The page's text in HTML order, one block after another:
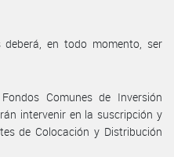
en todo momento, ser
Comunes de Inversión
intervenir en la suscripción y
de Colocación y Distribución